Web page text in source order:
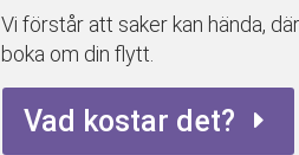
Vi förstår att saker kan hända,
boka om din flytt.
Vad kostar det?